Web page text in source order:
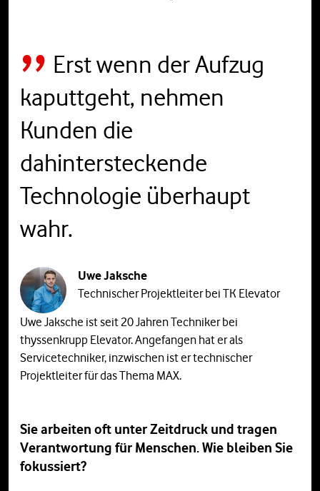
Erst wenn der Aufzug
kaputtgeht, nehmen
Kunden die
dahintersteckende
Technologie überhaupt
wahr.
Uwe Jaksche
Technischer Projektleiter bei TK Elevator
Uwe Jaksche ist seit 20 Jahren Techniker bei
thyssenkrupp Elevator. Angefangen hat er als
Servicetechniker, inzwischen ist er technischer
Projektleiter für das Thema MAX.
Sie arbeiten oft unter Zeitdruck und tragen
Verantwortung für Menschen. Wie bleiben Sie
fokussiert?